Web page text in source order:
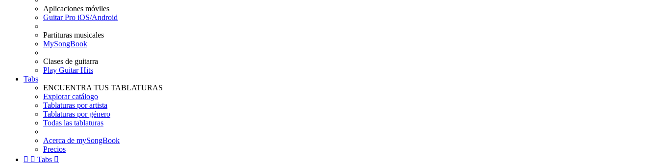
Aplicaciones móviles
Guitar Pro iOS/Android
Partituras musicales
MySongBook
Clases de guitarra
Play Guitar Hits
Tabs
ENCUENTRA TUS TABLATURAS
Explorar catálogo
Tablaturas por artista
Tablaturas por género
Todas las tablaturas
Acerca de mySongBook
Precios
  Tabs 